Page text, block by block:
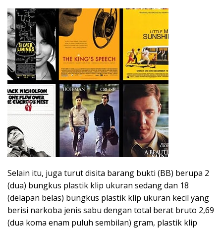
Selain itu, juga turut disita barang bukti (BB) berupa 2
(dua) bungkus plastik klip ukuran sedang dan 18
(delapan belas) bungkus plastik klip ukuran kecil yang
berisi narkoba jenis sabu dengan total berat bruto 2,69
(dua koma enam puluh sembilan) gram, plastik klip